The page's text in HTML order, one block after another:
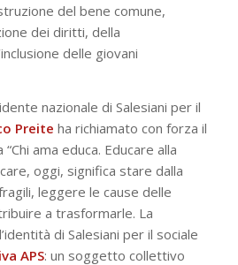
del bene comune,
dei diritti, della
delle giovani
nazionale di Salesiani per il
Preite ha richiamato con forza il
“Chi ama educa. Educare alla
oggi, significa stare dalla
leggere le cause delle
a trasformarle. La
di Salesiani per il sociale
APS: un soggetto collettivo